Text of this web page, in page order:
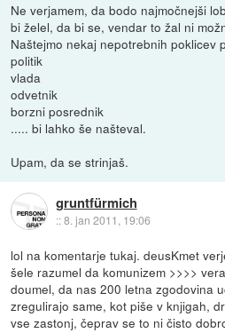
Ne verjamem, da bodo najmočnejši
bi želel, da bi se, vendar to žal ni
Naštejmo nekaj nepotrebnih poklicev
politik
vlada
odvetnik
borzni posrednik
..... bi lahko še našteval.
Upam, da se strinjaš.
gruntfürmich
::8. jan 2011, 19:06
lol na komentarje tukaj. deusKmet
šele razumel da komunizem >>>>
doumel, da nas 200 letna zgodovina
zregulirajo same, kot piše v knjigah,
vse zastonj, čeprav se to ni čisto